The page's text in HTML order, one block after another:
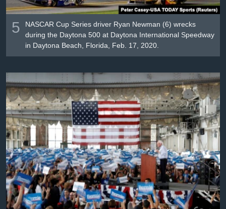
5
NASCAR Cup Series driver Ryan Newman (6) wrecks
during the Daytona 500 at Daytona International Speedway
in Daytona Beach, Florida, Feb. 17, 2020.